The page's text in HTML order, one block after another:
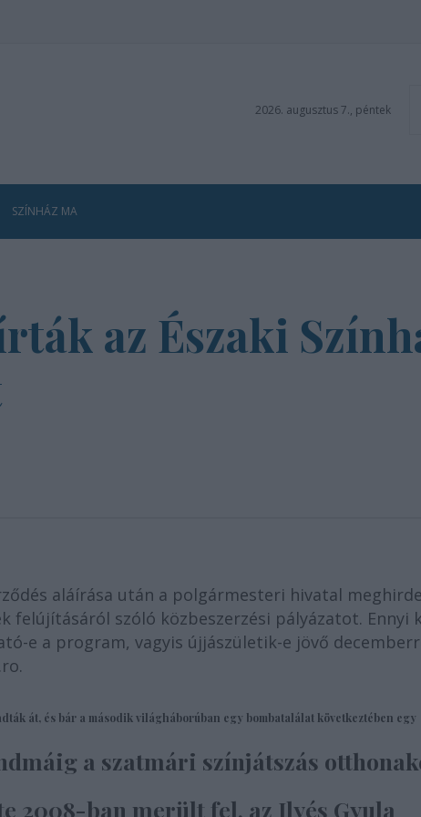
2026. augusztus 7., péntek
SZÍNHÁZ MA
az Északi
aláírása után a polgármesteri hivatal
felújításáról szóló közbeszerzési pályázatot. Ennyi
e a program, vagyis újjászületik-e jövő
át, és bár a második világháborúban egy bombatalálat következtében egy
a szatmári színjátszás
2008-ban merült fel, az Ilyés Gyula